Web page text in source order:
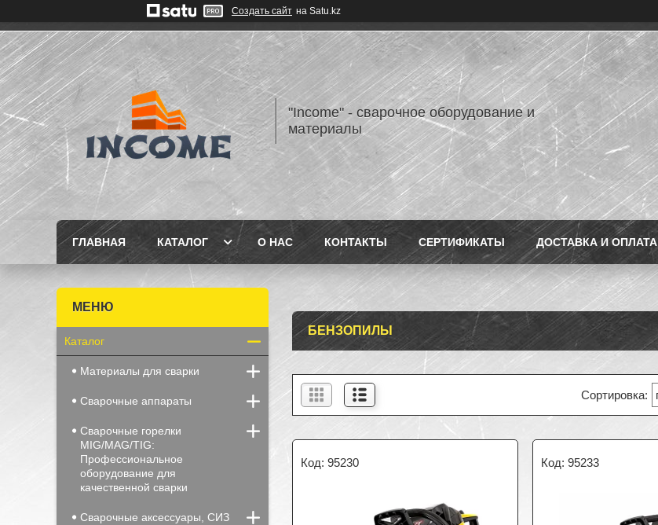
Создать сайт на Satu.kz
"Income" - сварочное оборудование и
материалы
ГЛАВНАЯ КАТАЛОГ О НАС КОНТАКТЫ СЕРТИФИКАТЫ ДОСТАВКА И ОПЛАТА
БЕНЗОПИЛЫ
95230 95233
Каталог
Материалы для сварки
Сварочные аппараты
Сварочные горелки
MIG/MAG/TIG:
Профессиональное
оборудование для
качественной сварки
Сварочные аксессуары, СИЗ